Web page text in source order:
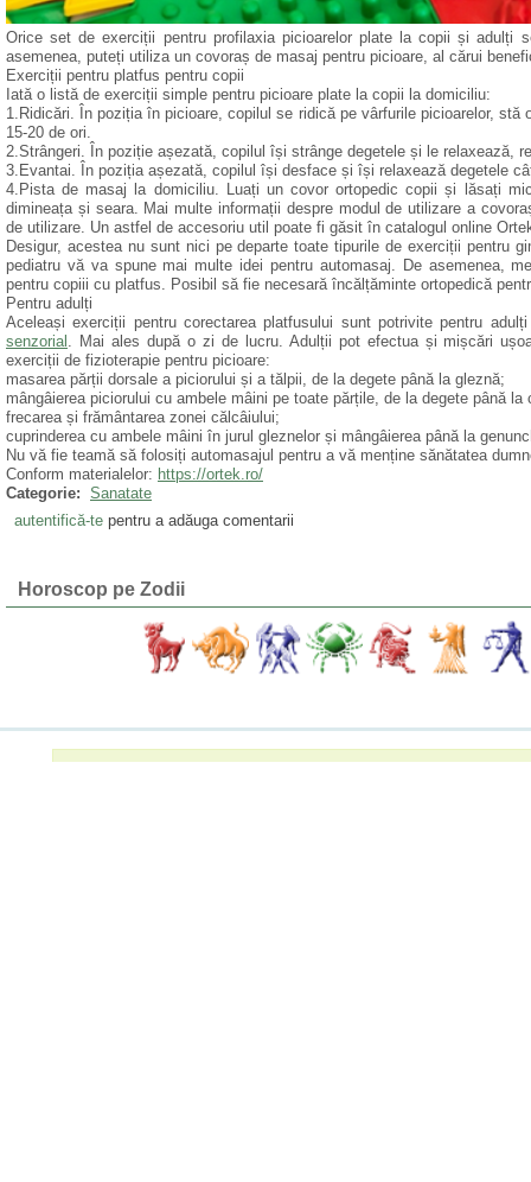
Orice set de exerciții pentru profilaxia picioarelor plate la copii și
asemenea, puteți utiliza un covoraș de masaj pentru picioare, al cărui
Exerciții pentru platfus pentru copii
Iată o listă de exerciții simple pentru picioare plate la copii la domiciliu:
1.Ridicări. În poziția în picioare, copilul se ridică pe vârfurile picioarelor,
15-20 de ori.
2.Strângeri. În poziție așezată, copilul își strânge degetele și le relaxează,
3.Evantai. În poziția așezată, copilul își desface și își relaxează degetele
4.Pista de masaj la domiciliu. Luați un covor ortopedic copii și lăsați
dimineața și seara. Mai multe informații despre modul de utilizare a
de utilizare. Un astfel de accesoriu util poate fi găsit în catalogul online
Desigur, acestea nu sunt nici pe departe toate tipurile de exerciții pentru
pediatru vă va spune mai multe idei pentru automasaj. De asemenea,
pentru copiii cu platfus. Posibil să fie necesară încălțăminte ortopedică
Pentru adulți
Aceleași exerciții pentru corectarea platfusului sunt potrivite pentru
senzorial . Mai ales după o zi de lucru. Adulții pot efectua și mișcări
exerciții de fizioterapie pentru picioare:
masarea părții dorsale a piciorului și a tălpii, de la degete până la gleznă;
mângâierea piciorului cu ambele mâini pe toate părțile, de la degete până la
frecarea și frământarea zonei călcâiului;
cuprinderea cu ambele mâini în jurul gleznelor și mângâierea până la
Nu vă fie teamă să folosiți automasajul pentru a vă menține sănătatea
Conform materialelor: https://ortek.ro/
Categorie: Sanatate
autentifică-tepentru a adăuga comentarii
Horoscop pe Zodii